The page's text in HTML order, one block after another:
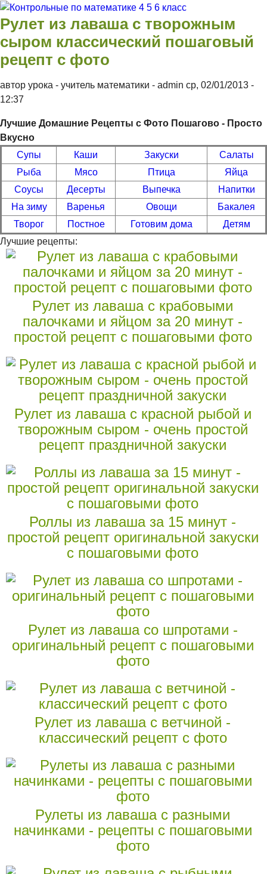
Перейти к основному содержанию
Контрольные
по
математике 4
Рулет из лаваша с творожным
сыром классический пошаговый
рецепт с фото
автор урока - учитель математики - admin ср, 02/01/2013 -
12:37
Лучшие Домашние Рецепты с Фото Пошагово - Просто
Вкусно
Супы
Каши Закуски
Салаты
Рыба
Мясо Птица
Яйца
Соусы
Десерты Выпечка
Напитки
На зиму
Варенья Овощи
Бакалея
Творог
Постное Готовим дома
Детям
Лучшие рецепты:
Рулет из лаваша с крабовыми
палочками и яйцом за 20 минут -
простой рецепт с пошаговыми фото
Рулет из лаваша с красной рыбой и
творожным сыром - очень простой
рецепт праздничной закуски
Роллы из лаваша за 15 минут -
простой рецепт оригинальной закуски
с пошаговыми фото
Рулет из лаваша со шпротами -
оригинальный рецепт с пошаговыми
фото
Рулет из лаваша с ветчиной -
классический рецепт с фото
Рулеты из лаваша с разными
начинками - рецепты с пошаговыми
фото